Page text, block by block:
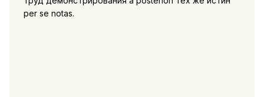
per se notas.